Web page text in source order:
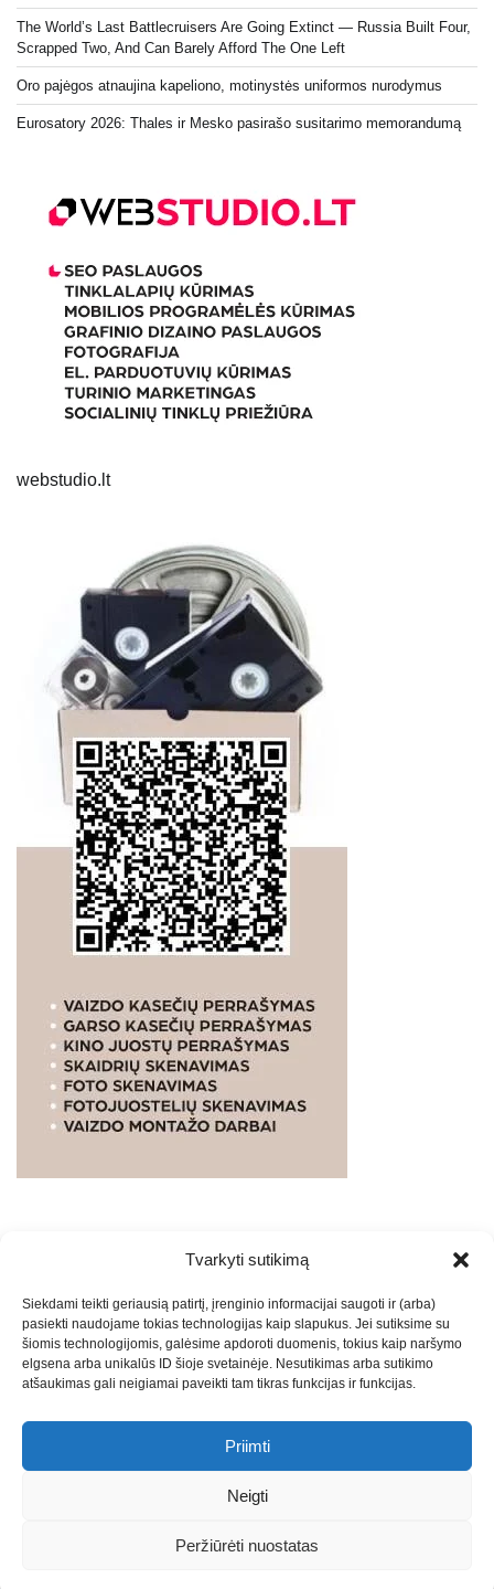
Tvarkyti sutikimą
Siekdami teikti geriausią patirtį, įrenginio informacijai saugoti ir (arba)
pasiekti naudojame tokias technologijas kaip slapukus. Jei sutiksime su
šiomis technologijomis, galėsime apdoroti duomenis, tokius kaip naršymo
elgsena arba unikalūs ID šioje svetainėje. Nesutikimas arba sutikimo
atšaukimas gali neigiamai paveikti tam tikras funkcijas ir funkcijas.
Priimti
Neigti
Peržiūrėti nuostatas
The World’s Last Battlecruisers Are Going Extinct — Russia Built Four,
Scrapped Two, And Can Barely Afford The One Left
Oro pajėgos atnaujina kapeliono, motinystės uniformos nurodymus
Eurosatory 2026: Thales ir Mesko pasirašo susitarimo memorandumą
webstudio.lt
PASLAUGOS. SEO tekstų rašymas, turinio kūrimas,
straipsnių rašymas ir talpinimas į mūsų valdomas
svetaines.2026Armijai.LTTheme: Express News ByAdore
Themes.
Marketingo agentūra -Teisinės
-Saulius Narbutas
Regionų naujienos-